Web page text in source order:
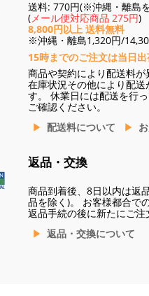
送料: 770円(※沖縄・離島
(メール便対応商品 275円)
8,800円以上 送料無料
※沖縄・離島1,320円/
15時までのご注文は当日出
商品や契約により配送料が
在庫状況その他により配送
す。 休業日には配送を行
ご確認ください。
配送料について
返品・交換
商品到着後、8日以内は返
品を除く)。 お客様都合で
返品手続の後に新たにご注
返品・交換について